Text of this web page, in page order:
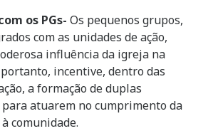
os PGs- Os pequenos grupos,
com as unidades de ação,
influência da igreja na
incentive, dentro das
a formação de duplas
atuarem no cumprimento da
comunidade.